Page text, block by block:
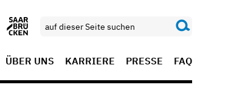
ÜBER UNS KARRIERE PRESSE FAQ